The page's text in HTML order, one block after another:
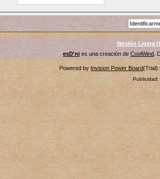
Versión Ligera
esD'nies una creación de CoolWind.
Powered by Invision Power Board(Trial)
Publicidad: